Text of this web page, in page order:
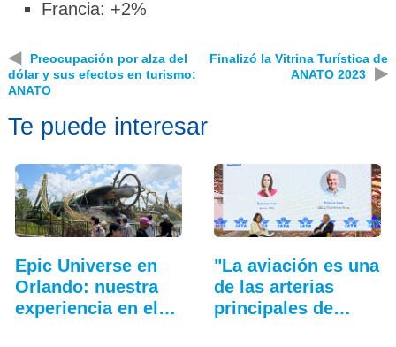
Francia: +2%
◀
Preocupación por alza del
dólar y sus efectos en turismo:
ANATO
Finalizó la Vitrina Turística de
ANATO 2023
▶
Te puede interesar
Epic Universe en
Orlando: nuestra
experiencia en el…
"La aviación es una
de las arterias
principales de…